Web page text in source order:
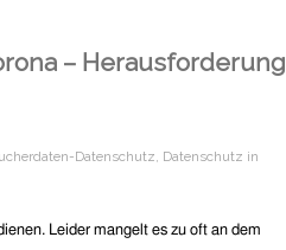
– Herausforderung
Datenschutz Datenschutz in
Leider mangelt es zu oft an dem